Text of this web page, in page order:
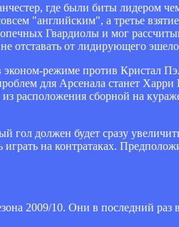
где были биты лидером
"английским", а третье
Гвардиолы и мог
отставать от лидирующего
режиме против Кристал
для Арсенала станет
расположения сборной на
гол должен будет сразу
на контратаках.
2009/10. Они в последний раз